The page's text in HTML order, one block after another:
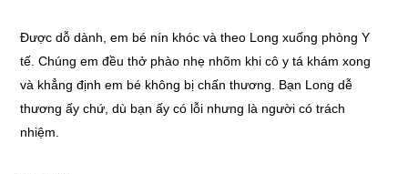
Được dỗ dành, em bé nín khóc và theo Long xuống phòng Y
tế. Chúng em đều thở phào nhẹ nhõm khi cô y tá khám xong
và khẳng định em bé không bị chấn thương. Bạn Long dễ
thương ấy chứ, dù bạn ấy có lỗi nhưng là người có trách
nhiệm.